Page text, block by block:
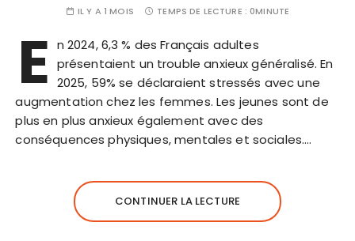
IL Y A 1 MOIS TEMPS DE LECTURE : 0MINUTE
E n 2024, 6,3 % des Français adultes
présentaient un trouble anxieux généralisé. En
2025, 59% se déclaraient stressés avec une
augmentation chez les femmes. Les jeunes sont de
plus en plus anxieux également avec des
conséquences physiques, mentales et sociales….
CONTINUER LA LECTURE